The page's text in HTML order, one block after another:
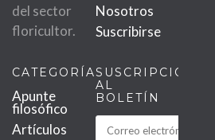
del sector
floricultor.
Nosotros
Suscribirse
CATEGORÍAS
Apunte
filosófico
Artículos
SUSCRIPCIÓN
AL
BOLETÍN